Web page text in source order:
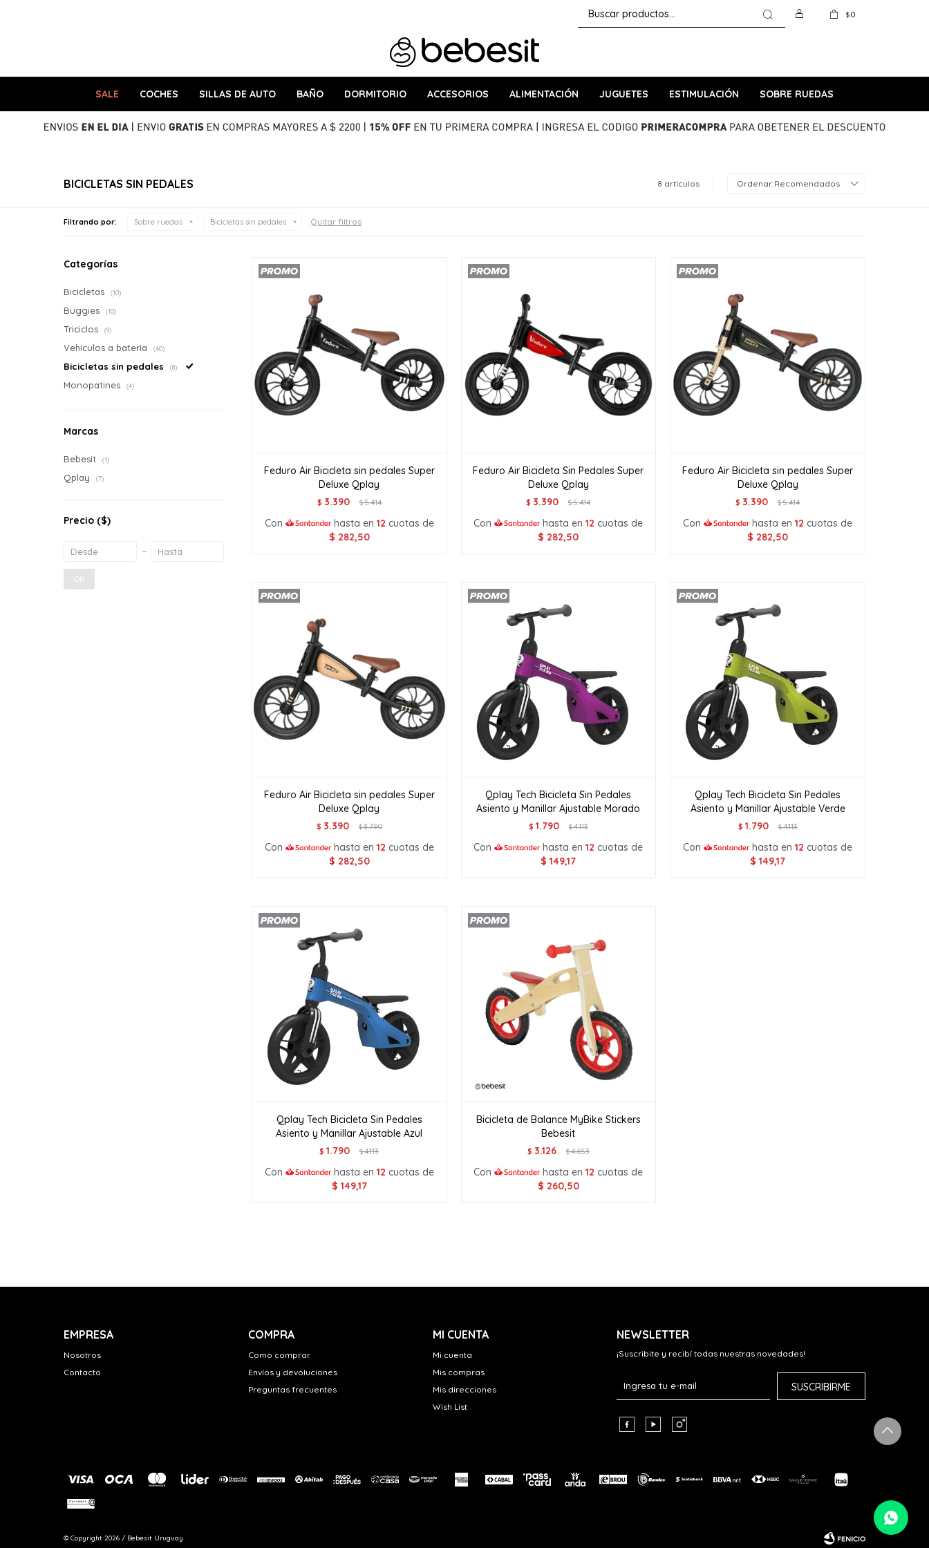
SALE COCHES SILLAS DE AUTO BAÑO DORMITORIO ACCESORIOS ALIMENTACIÓN JUGUETES ESTIMULACIÓN SOBRE RUEDAS
$0
BICICLETAS SIN PEDALES 8 artículos Recomendados
Filtrando por: Sobre ruedas Bicicletas sin pedales Quitar filtros
Feduro Air Bicicleta sin pedales Super
Deluxe Qplay
$ 3.390 $5.414
Con hasta en 12 cuotas de
$ 282,50
Feduro Air Bicicleta Sin Pedales Super
Deluxe Qplay
$ 3.390 $5.414
Con hasta en12 cuotas de
$ 282,50
Feduro Air Bicicleta sin pedales Super
Deluxe Qplay
$ 3.390 $5.414
Con hasta en12 cuotas de
$ 282,50
Feduro Air Bicicleta sin pedales Super
Deluxe Qplay
$ 3.390 $3.790
Con hasta en 12 cuotas de
$ 282,50
Qplay Tech Bicicleta Sin Pedales
Asiento y Manillar Ajustable Morado
$ 1.790 $4.113
Con hasta en12 cuotas de
$ 149,17
Qplay Tech Bicicleta Sin Pedales
Asiento y Manillar Ajustable Verde
$ 1.790 $4.113
Con hasta en12 cuotas de
$ 149,17
Qplay Tech Bicicleta Sin Pedales
Asiento y Manillar Ajustable Azul
$ 1.790 $4.113
Con hasta en 12 cuotas de
$ 149,17
Bicicleta de Balance MyBike Stickers
Bebesit
$ 3.126 $4.653
Con hasta en12 cuotas de
$ 260,50
Categorías
Bicicletas (10)
Buggies (10)
Triciclos (9)
Vehículos a batería (40)
Bicicletas sin pedales (8)
Monopatines (4)
Marcas
Bebesit (1)
Qplay (7)
Precio ($)
OK
EMPRESA
Nosotros
Contacto
COMPRA
Como comprar
Envíos y devoluciones
Preguntas frecuentes
MI CUENTA
Mi cuenta
Mis compras
Mis direcciones
Wish List
NEWSLETTER
¡Suscribite y recibí todas nuestras novedades!
SUSCRIBIRME
  
© Copyright 2026 / Bebesit Uruguay